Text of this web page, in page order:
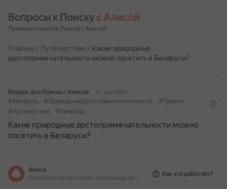
Вопросы к Поиску с Алисой
Примеры ответов Поиска с Алисой
Главная / Путешествия / Какие природные
достопримечательности можно посетить в Беларуси?
Вопрос для Поиска с Алисой
17 декабря
#Беларусь
#ПриродныеДостопримечательности
#Туризм
#Путешествия
#Природа
Какие природные достопримечательности можно
посетить в Беларуси?
Алиса
На основе источников, возможны неточности
Как это работает?